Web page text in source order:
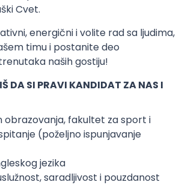
Cvet.
energični i volite rad sa ljudima,
timu i postanite deo
naših gostiju!
DA SI PRAVI KANDIDAT ZA NAS I
obrazovanja, fakultet za sport i
(poželjno ispunjavanje
jezika
saradljivost i pouzdanost